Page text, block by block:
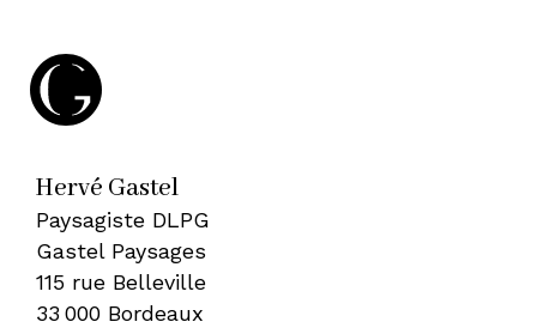
Hervé Gastel
Paysagiste DLPG
Gastel Paysages
115 rue Belleville
33 000 Bordeaux